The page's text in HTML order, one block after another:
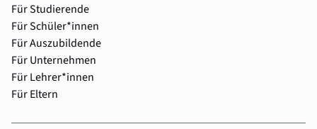
Für Studierende
Für Schüler*innen
Für Auszubildende
Für Unternehmen
Für Lehrer*innen
Für Eltern